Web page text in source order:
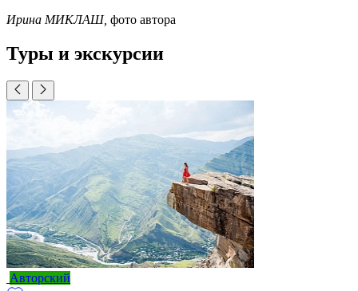
Ирина МИКЛАШ, фото автора
Туры и экскурсии
Авторский